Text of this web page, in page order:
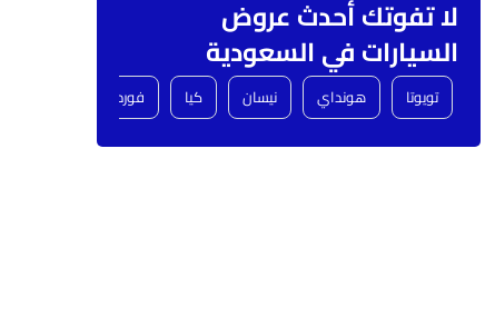
لا تفوتك أحدث عروض
السيارات في السعودية
تويوتا هونداي نيسان كيا فورد